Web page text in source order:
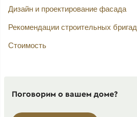
Дизайн и проектирование фасада
Рекомендации строительных бригад
Стоимость
Поговорим о вашем доме?